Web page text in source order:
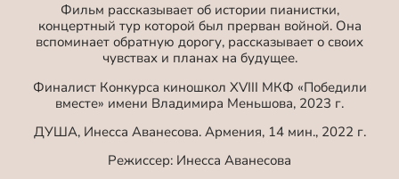
Фильм рассказывает об истории пианистки,
концертный тур которой был прерван войной. Она
вспоминает обратную дорогу, рассказывает о своих
чувствах и планах на будущее.
Финалист Конкурса киношкол XVIII МКФ «Победили
вместе» имени Владимира Меньшова, 2023 г.
ДУША, Инесса Аванесова. Армения, 14 мин., 2022 г.
Режиссер: Инесса Аванесова